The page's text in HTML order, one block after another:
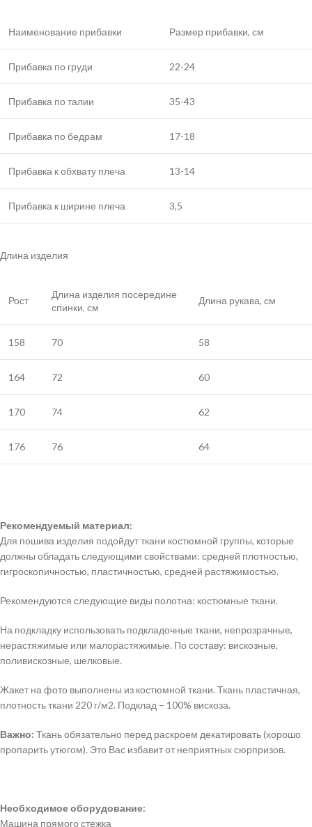
Наименование прибавки Размер прибавки, см
Прибавка по груди 22-24
Прибавка по талии 35-43
Прибавка по бедрам 17-18
Прибавка к обхвату плеча 13-14
Прибавка к ширине плеча 3,5
Длина изделия
Рост
Длина изделия посередине
спинки, см
Длина рукава, см
158 70 58
164 72 60
170 74 62
176 76 64
Рекомендуемый материал:
Для пошива изделия подойдут ткани костюмной группы, которые
должны обладать следующими свойствами: средней плотностью,
гигроскопичностью, пластичностью, средней растяжимостью.
Рекомендуются следующие виды полотна: костюмные ткани.
На подкладку использовать подкладочные ткани, непрозрачные,
нерастяжимые или малорастяжимые. По составу: вискозные,
поливискозные, шелковые.
Жакет на фото выполнены из костюмной ткани. Ткань пластичная,
плотность ткани 220 г/м2. Подклад – 100% вискоза.
Важно: Ткань обязательно перед раскроем декатировать (хорошо
пропарить утюгом). Это Вас избавит от неприятных сюрпризов.
Необходимое оборудование:
Машина прямого стежка